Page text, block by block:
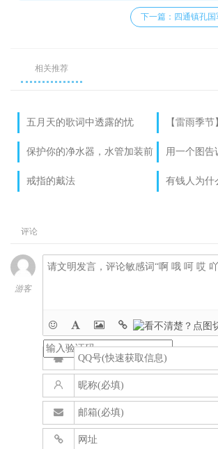
下一篇：四通镇孔
相关推荐
五月天的歌词中透露的忧
【雷雨季
潮罢工，或被
保护你的净水器，水管加装前
用一个图告
版本区别详解
业版、
戒指的戴法 有钱人为什
评论
游客